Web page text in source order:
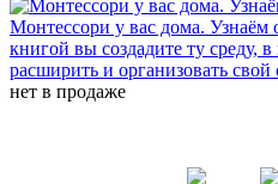
Монтессори у вас дома.
книгой вы создадите ту среду,
расширить и организовать свой
нет в продаже